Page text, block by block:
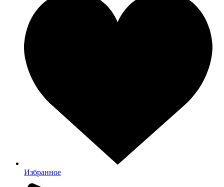
Избранное